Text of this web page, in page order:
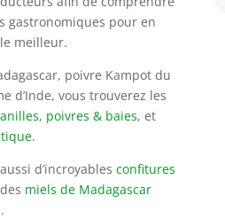
gastronomiques pour en
meilleur.
poivre Kampot du
d’Inde, vous trouverez les
, poivres & baies, et
.
d’incroyables confitures
miels de Madagascar